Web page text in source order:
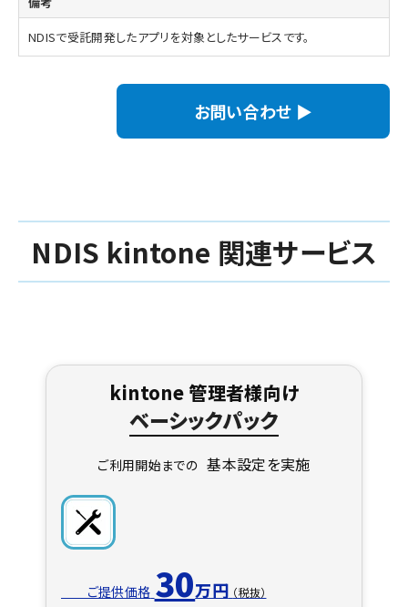
NDISで受託開発したアプリを対象としたサービスです。
お問い合わせ ▶
NDIS kintone 関連サービス
kintone 管理者様向け
ベーシックパック
ご利用開始までの 基本設定を実施
ご提供価格 30万円 （税抜）